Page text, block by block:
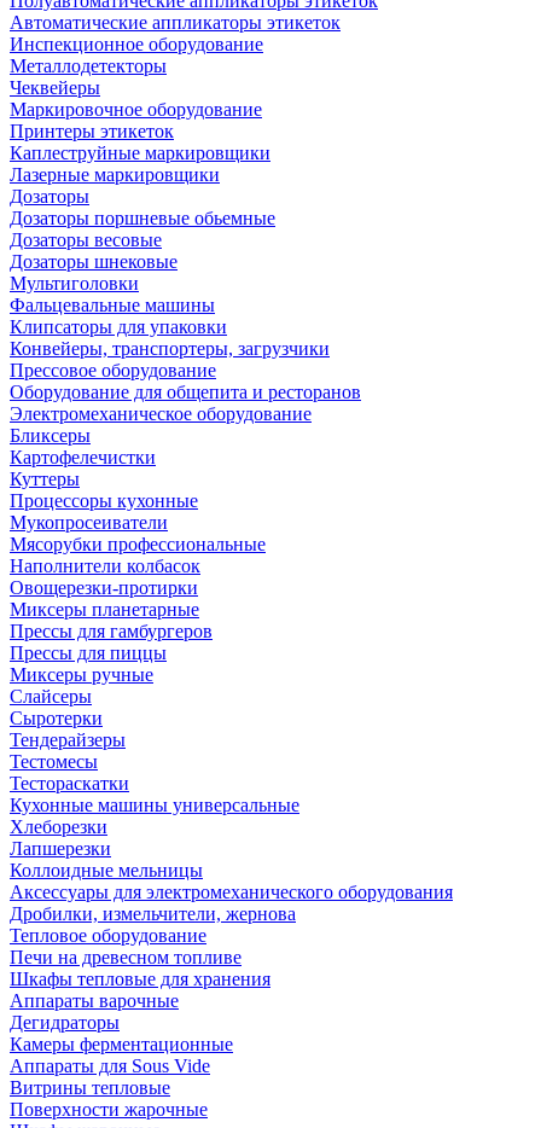
Автоматические аппликаторы этикеток
Инспекционное оборудование
Металлодетекторы
Чеквейеры
Маркировочное оборудование
Принтеры этикеток
Каплеструйные маркировщики
Лазерные маркировщики
Дозаторы
Дозаторы поршневые обьемные
Дозаторы весовые
Дозаторы шнековые
Мультиголовки
Фальцевальные машины
Клипсаторы для упаковки
Конвейеры, транспортеры, загрузчики
Прессовое оборудование
Оборудование для общепита и ресторанов
Электромеханическое оборудование
Бликсеры
Картофелечистки
Куттеры
Процессоры кухонные
Мукопросеиватели
Мясорубки профессиональные
Наполнители колбасок
Овощерезки-протирки
Миксеры планетарные
Прессы для гамбургеров
Прессы для пиццы
Миксеры ручные
Слайсеры
Сыротерки
Тендерайзеры
Тестомесы
Тестораскатки
Кухонные машины универсальные
Хлеборезки
Лапшерезки
Коллоидные мельницы
Аксессуары для электромеханического оборудования
Дробилки, измельчители, жернова
Тепловое оборудование
Печи на древесном топливе
Шкафы тепловые для хранения
Аппараты варочные
Дегидраторы
Камеры ферментационные
Аппараты для Sous Vide
Витрины тепловые
Поверхности жарочные